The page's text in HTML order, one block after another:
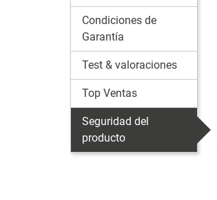
Condiciones de
Garantía
Test & valoraciones
Top Ventas
Seguridad del
producto